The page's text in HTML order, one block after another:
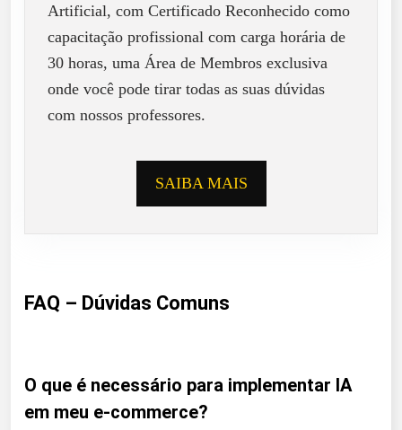
Artificial, com Certificado Reconhecido como
capacitação profissional com carga horária de
30 horas, uma Área de Membros exclusiva
onde você pode tirar todas as suas dúvidas
com nossos professores.
SAIBA MAIS
FAQ – Dúvidas Comuns
O que é necessário para implementar IA
em meu e-commerce?